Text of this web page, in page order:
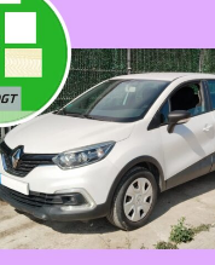
¿Ha olvidado la contraseña?